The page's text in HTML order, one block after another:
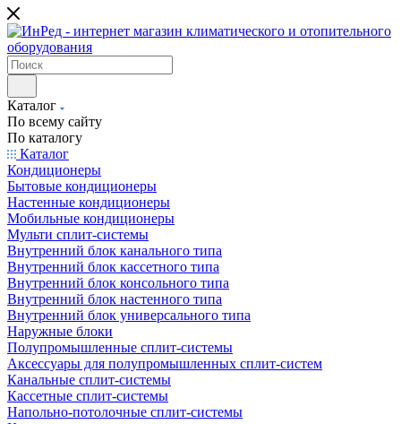
Каталог
По всему сайту
По каталогу
Каталог
Кондиционеры
Бытовые кондиционеры
Настенные кондиционеры
Мобильные кондиционеры
Мульти сплит-системы
Внутренний блок канального типа
Внутренний блок кассетного типа
Внутренний блок консольного типа
Внутренний блок настенного типа
Внутренний блок универсального типа
Наружные блоки
Полупромышленные сплит-системы
Аксессуары для полупромышленных сплит-систем
Канальные сплит-системы
Кассетные сплит-системы
Напольно-потолочные сплит-системы